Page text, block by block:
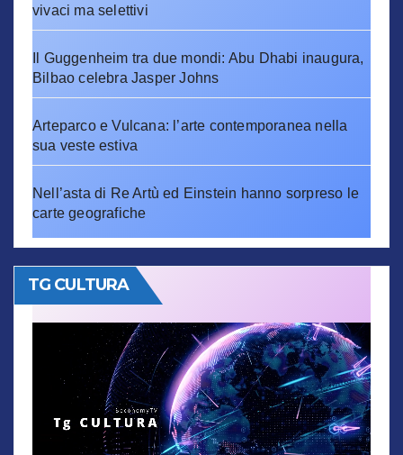
vivaci ma selettivi
Il Guggenheim tra due mondi: Abu Dhabi inaugura,
Bilbao celebra Jasper Johns
Arteparco e Vulcana: l’arte contemporanea nella
sua veste estiva
Nell’asta di Re Artù ed Einstein hanno sorpreso le
carte geografiche
TG CULTURA